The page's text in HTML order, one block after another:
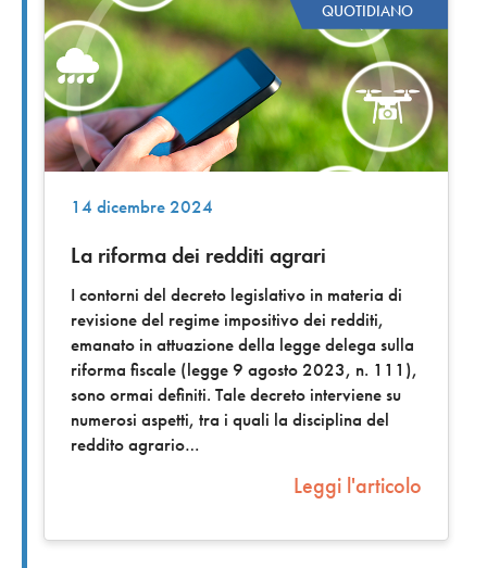
QUOTIDIANO
14 dicembre 2024
La riforma dei redditi agrari
I contorni del decreto legislativo in materia di
revisione del regime impositivo dei redditi,
emanato in attuazione della legge delega sulla
riforma fiscale (legge 9 agosto 2023, n. 111),
sono ormai definiti. Tale decreto interviene su
numerosi aspetti, tra i quali la disciplina del
reddito agrario
Leggi l'articolo